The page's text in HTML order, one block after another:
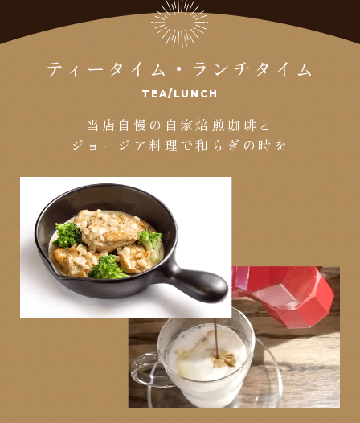
ティータイム・ランチタイム
TEA/LUNCH
当店自慢の自家焙煎珈琲と
ジョージア料理で和らぎの時を